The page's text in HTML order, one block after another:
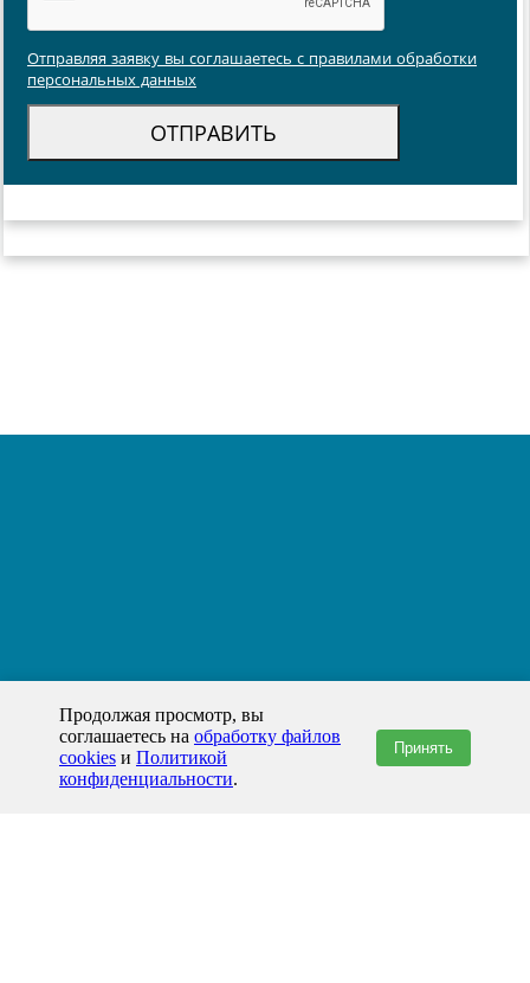
Отправляя заявку вы соглашаетесь с правилами обработки
персональных данных
Продолжая просмотр, вы
соглашаетесь на обработку файлов
cookies и Политикой
конфиденциальности.
Принять